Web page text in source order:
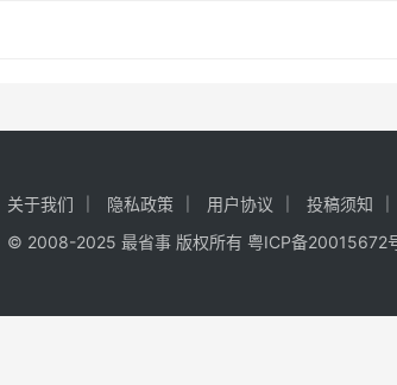
关于我们 隐私政策 用户协议 投稿须知
© 2008-2025 最省事 版权所有 粤ICP备20015672